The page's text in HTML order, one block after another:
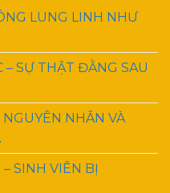
LUNG LINH NHƯ
– SỰ THẬT ĐẰNG SAU
NHÂN VÀ
SINH VIÊN BỊ